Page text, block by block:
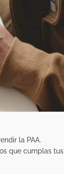
la PAA.
que cumplas tus